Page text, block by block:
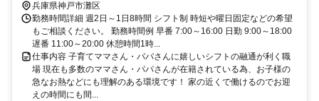
兵庫県神戸市灘区
勤務時間詳細 週2日～1日8時間 シフト制 時短や曜日固定などの希望
もご相談ください。 勤務時間例 早番 7:00～16:00 日勤 9:00～18:00
遅番 11:00～20:00 休憩時間1時...
仕事内容 子育てママさん・パパさんに嬉しいシフトの融通が利く職
場 現在も多数のママさん・パパさんが在籍されている為、お子様の
急なお熱などにも理解のある環境です！ 家の近くで働けるのでお迎
えの時間にも間...